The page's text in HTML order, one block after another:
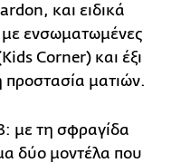
και ειδικά
με ενσωματωμένες
Corner) και έξι
προστασία ματιών.
με τη σφραγίδα
δύο μοντέλα που